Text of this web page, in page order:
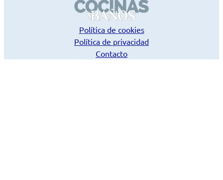
Política de cookies
Política de privacidad
Contacto